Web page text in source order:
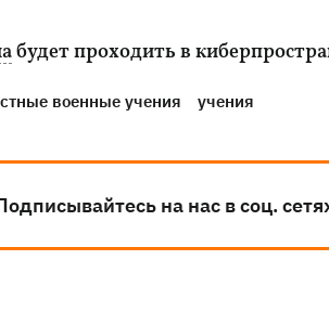
будет проходить в
военные учения учения
на нас в соц.